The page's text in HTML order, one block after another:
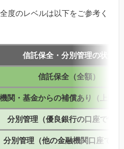
度のレベルは以下をご参考く
信託保全・分別管理の状況
信託保全（全額）
関・基金からの補償あり（上限
分別管理（優良銀行の口座で管
分別管理（他の金融機関口座で管